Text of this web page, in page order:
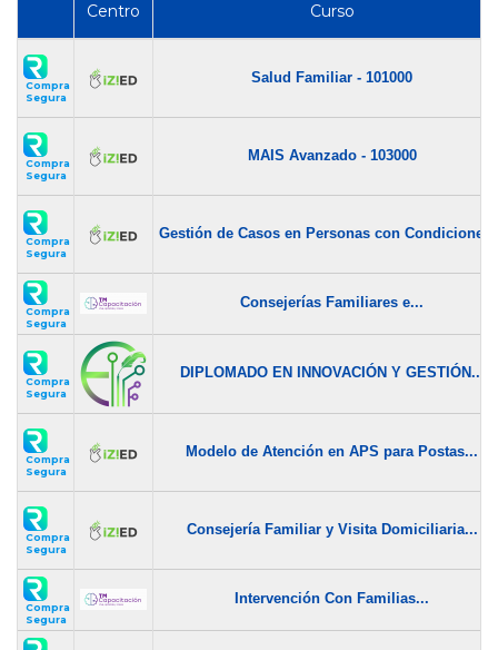
Centro Curso
Compra
Segura
Salud Familiar - 101000
Compra
Segura
MAIS Avanzado - 103000
Compra
Segura
Gestión de Casos en Personas con
Compra
Segura
Consejerías Familiares e...
Compra
Segura
DIPLOMADO EN INNOVACIÓN Y GESTIÓN...
Compra
Segura
Modelo de Atención en APS para Postas...
Compra
Segura
Consejería Familiar y Visita Domiciliaria...
Compra
Segura
Intervención Con Familias...